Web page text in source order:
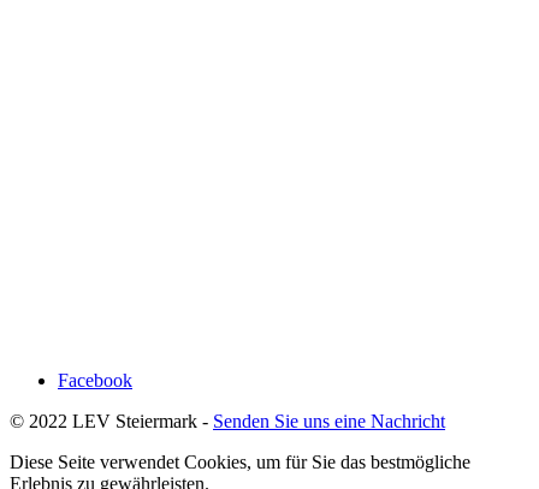
Facebook
© 2022 LEV Steiermark - Senden Sie uns eine Nachricht
Diese Seite verwendet Cookies, um für Sie das bestmögliche
Erlebnis zu gewährleisten.